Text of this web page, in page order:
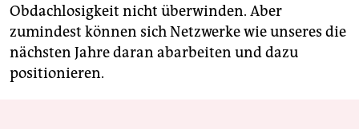
Obdachlosigkeit nicht überwinden. Aber
zumindest können sich Netzwerke wie unseres die
nächsten Jahre daran abarbeiten und dazu
positionieren.